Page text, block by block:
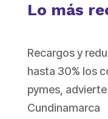
Lo más
Recargos y
hasta 30% los
pymes,
Cundinamarca